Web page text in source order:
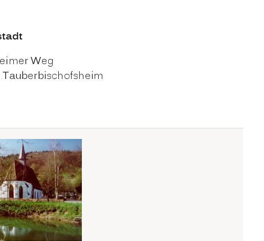
Weg
Tauberbischofsheim